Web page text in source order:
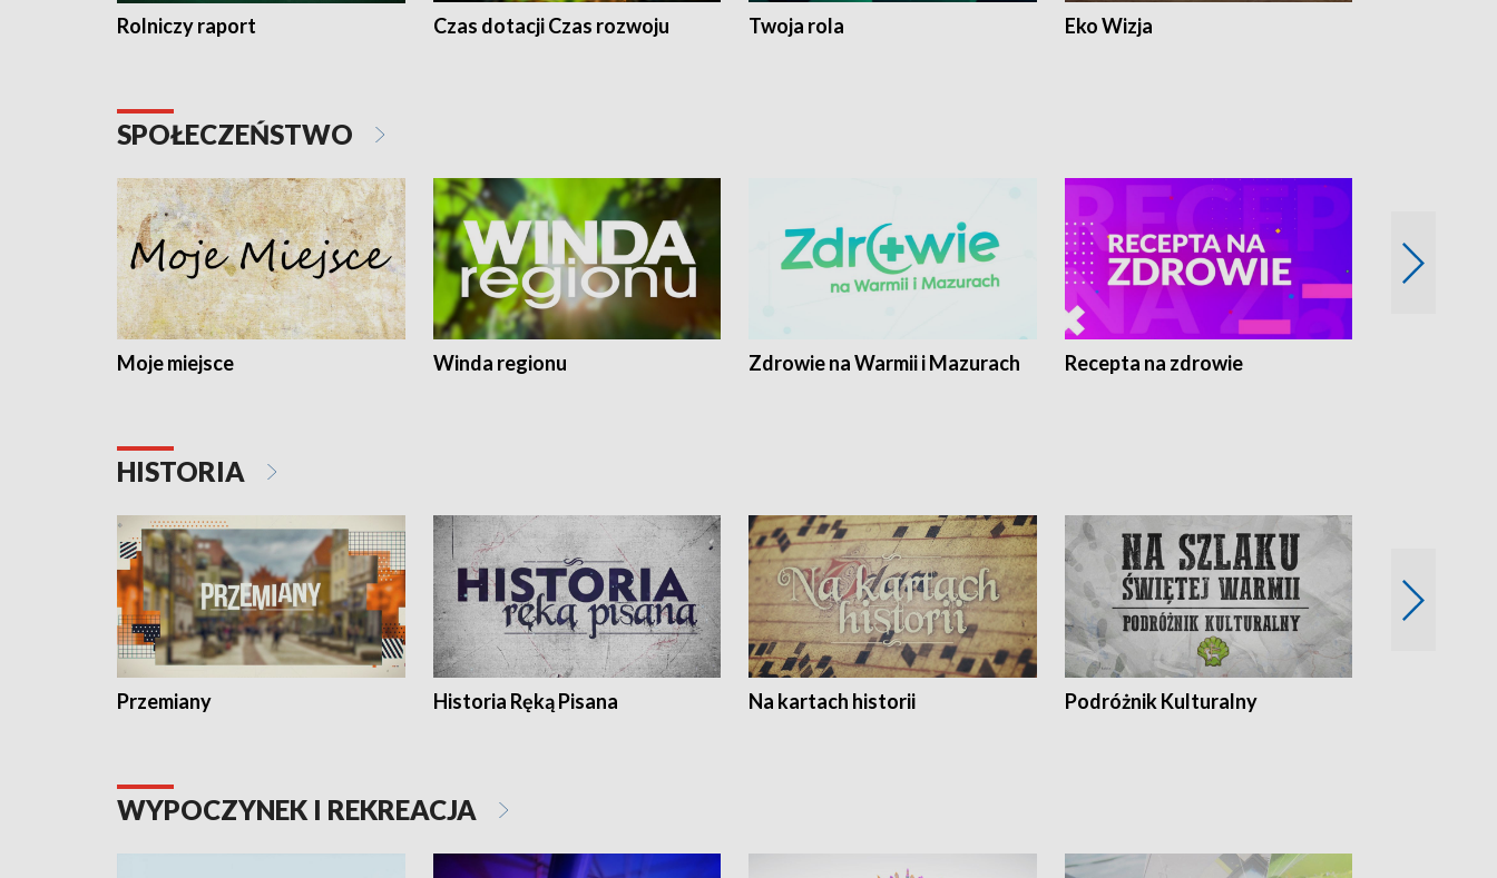
Rolniczy raport Czas dotacji Czas rozwoju Twoja rola Eko Wizja
SPOŁECZEŃSTWO
Moje miejsce Winda regionu Zdrowie na Warmii i Mazurach Recepta na zdrowie
HISTORIA
Przemiany Historia Ręką Pisana Na kartach historii Podróżnik Kulturalny
WYPOCZYNEK I REKREACJA